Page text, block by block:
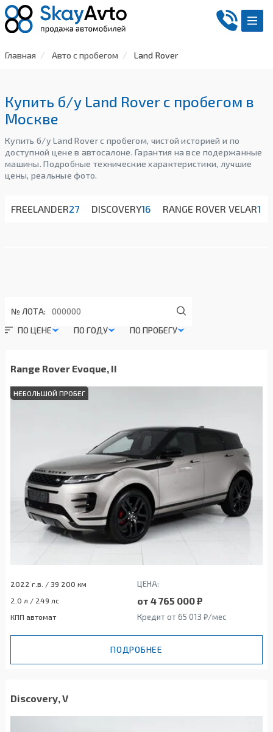
Главная Авто с пробегом Land Rover
Купить б/у Land Rover с пробегом в
Москве
Купить б/у Land Rover с пробегом, чистой историей и по
доступной цене в автосалоне. Гарантия на все подержанные
машины. Подробные технические характеристики, лучшие
цены, реальные фото.
FREELANDER27 DISCOVERY16 RANGE ROVER VELAR1
№ ЛОТА:
ПО ЦЕНЕ
ПО ГОДУ ПО ПРОБЕГУ
Range Rover Evoque, II
НЕБОЛЬШОЙ ПРОБЕГ
2022 г.в. / 39 200 км ЦЕНА:
2.0 л / 249 лс от 4 765 000 ₽
КПП автомат Кредит от 65 013 ₽/мес
ПОДРОБНЕЕ
Discovery, V